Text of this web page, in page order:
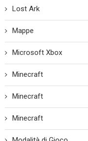
Lost Ark
Mappe
Microsoft Xbox
Minecraft
Minecraft
Minecraft